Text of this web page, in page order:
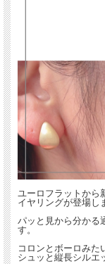
ユーロフラットから
イヤリングが登場し
パッと見から分かる
す。
コロンとボーロみた
シュッと縦長シルエ